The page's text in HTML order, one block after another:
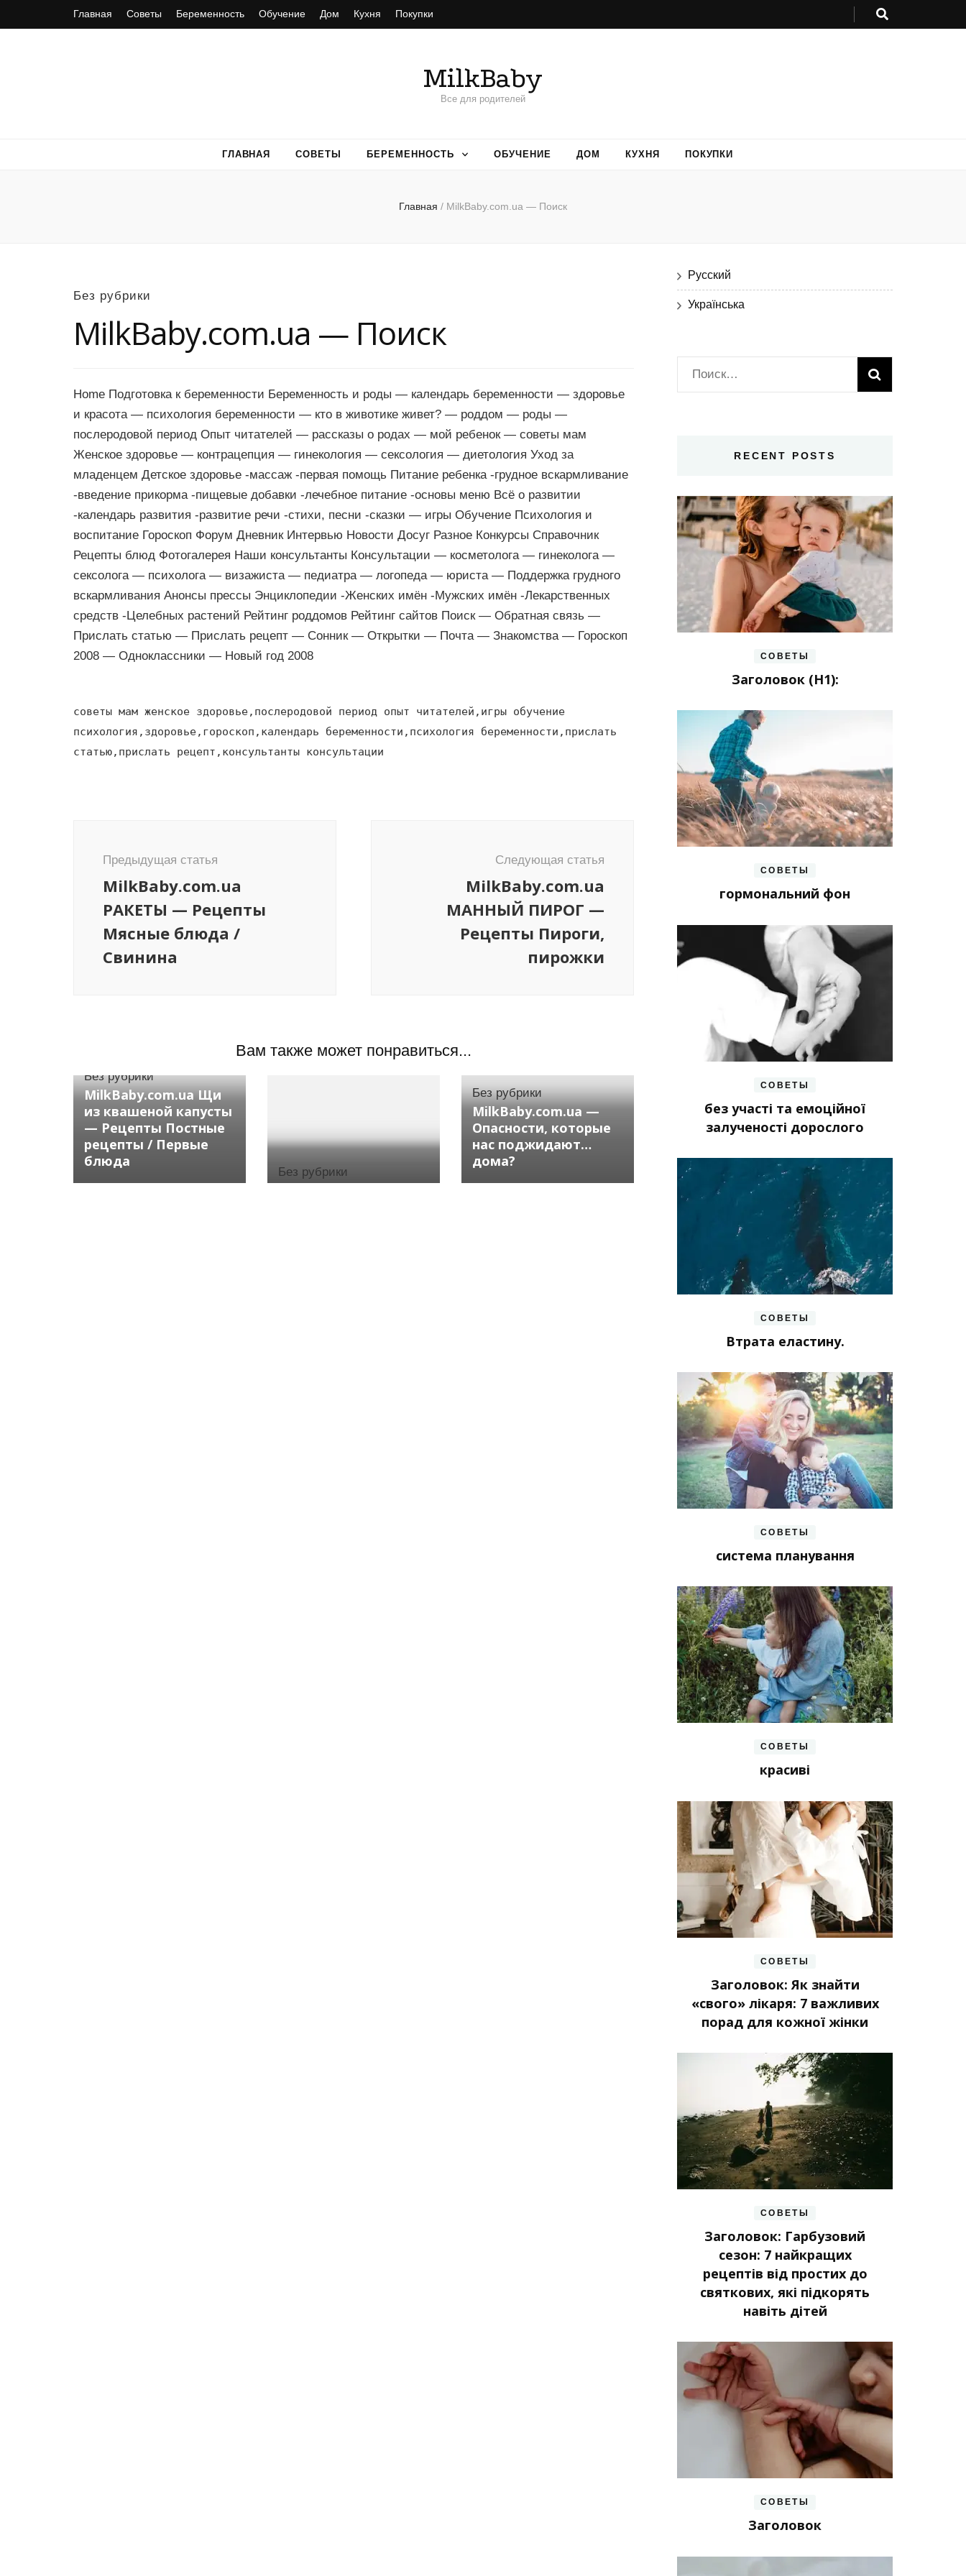
Главная Советы Беременность Обучение Дом Кухня Покупки
MilkBaby
Все для родителей
ГЛАВНАЯ СОВЕТЫ БЕРЕМЕННОСТЬ ОБУЧЕНИЕ ДОМ КУХНЯ ПОКУПКИ
Главная / MilkBaby.com.ua — Поиск
Без рубрики
MilkBaby.com.ua — Поиск
Home Подготовка к беременности Беременность и роды — календарь беременности — здоровье
и красота — психология беременности — кто в животике живет? — роддом — роды —
послеродовой период Опыт читателей — рассказы о родах — мой ребенок — советы мам
Женское здоровье — контрацепция — гинекология — сексология — диетология Уход за
младенцем Детское здоровье -массаж -первая помощь Питание ребенка -грудное вскармливание
-введение прикорма -пищевые добавки -лечебное питание -основы меню Всё о развитии
-календарь развития -развитие речи -стихи, песни -сказки — игры Обучение Психология и
воспитание Гороскоп Форум Дневник Интервью Новости Досуг Разное Конкурсы Справочник
Рецепты блюд Фотогалерея Наши консультанты Консультации — косметолога — гинеколога —
сексолога — психолога — визажиста — педиатра — логопеда — юриста — Поддержка грудного
вскармливания Анонсы прессы Энциклопедии -Женских имён -Мужских имён -Лекарственных
средств -Целебных растений Рейтинг роддомов Рейтинг сайтов Поиск — Обратная связь —
Прислать статью — Прислать рецепт — Сонник — Открытки — Почта — Знакомства — Гороскоп
2008 — Одноклассники — Новый год 2008
советы мам женское здоровье,послеродовой период опыт читателей,игры обучение
психология,здоровье,гороскоп,календарь беременности,психология беременности,прислать
статью,прислать рецепт,консультанты консультации
записям
Предыдущая статья
MilkBaby.com.ua
РАКЕТЫ — Рецепты
Мясные блюда /
Свинина
Следующая статья
MilkBaby.com.ua
МАННЫЙ ПИРОГ —
Рецепты Пироги,
пирожки
Вам также может понравиться...
Без рубрики
MilkBaby.com.ua Щи
из квашеной капусты
— Рецепты Постные
рецепты / Первые
блюда
Без рубрики
Без рубрики
MilkBaby.com.ua —
Опасности, которые
нас поджидают…
дома?
Русский
Українська
Найти:
RECENT POSTS
СОВЕТЫ
Заголовок (H1):
СОВЕТЫ
гормональний фон
СОВЕТЫ
без участі та емоційної
залученості дорослого
СОВЕТЫ
Втрата еластину.
СОВЕТЫ
система планування
СОВЕТЫ
красиві
СОВЕТЫ
Заголовок: Як знайти
«свого» лікаря: 7 важливих
порад для кожної жінки
СОВЕТЫ
Заголовок: Гарбузовий
сезон: 7 найкращих
рецептів від простих до
святкових, які підкорять
навіть дітей
СОВЕТЫ
Заголовок